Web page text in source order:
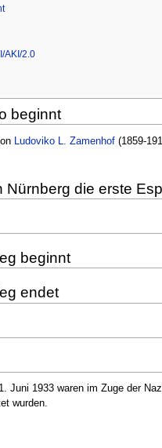
AKI/2.0
beginnt
Ludoviko L. Zamenhof(1859-
Nürnberg die erste
beginnt
endet
Juni 1933 waren im Zuge der
wurden.